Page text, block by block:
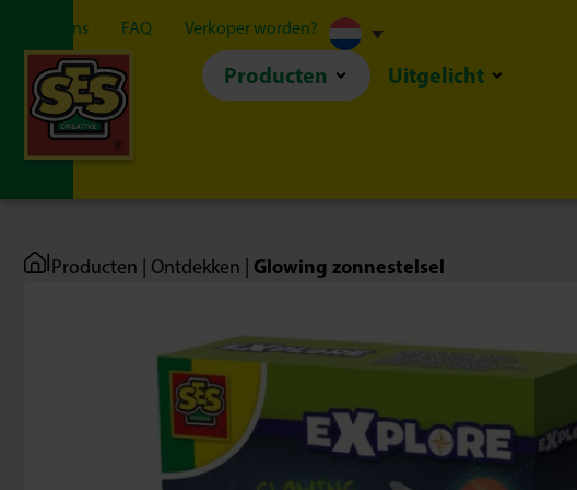
Over ons FAQ Verkoper worden?
Producten Uitgelicht
|Producten Ontdekken Glowing zonnestelsel